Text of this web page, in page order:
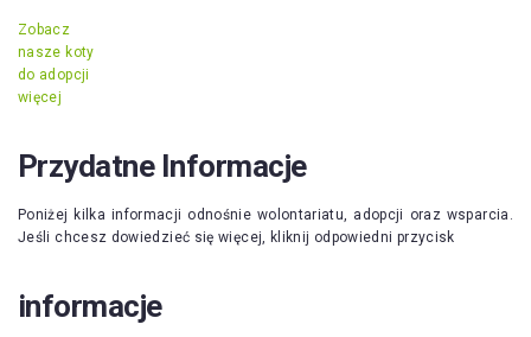
Zobacz
nasze koty
do adopcji
więcej
Przydatne Informacje
Poniżej kilka informacji odnośnie wolontariatu, adopcji oraz wsparcia.
Jeśli chcesz dowiedzieć się więcej, kliknij odpowiedni przycisk
informacje